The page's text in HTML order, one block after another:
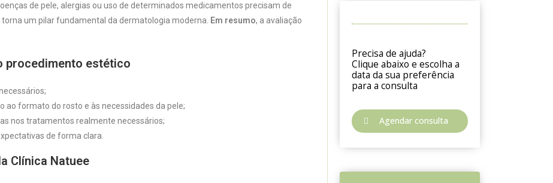
de pele, alergias ou uso de determinados medicamentos precisam de
torna um pilar fundamental da dermatologia moderna. Em resumo, a avaliação
procedimento estético
ao formato do rosto e às necessidades da pele;
nos tratamentos realmente necessários;
de forma clara.
Clínica Natuee
Precisa de ajuda?
Clique abaixo e escolha a
data da sua preferência
para a consulta
Agendar consulta